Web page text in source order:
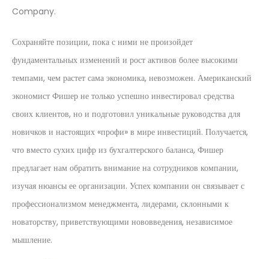
Company.
Сохраняйте позиции, пока с ними не произойдет
фундаментальных изменений и рост активов более высокими
темпами, чем растет сама экономика, невозможен. Американский
экономист Фишер не только успешно инвестировал средства
своих клиентов, но и подготовил уникальные руководства для
новичков и настоящих «профи» в мире инвестиций. Получается,
что вместо сухих цифр из бухгалтерского баланса, Фишер
предлагает нам обратить внимание на сотрудников компании,
изучая нюансы ее организации. Успех компании он связывает с
профессионализмом менеджмента, лидерами, склонными к
новаторству, приветствующими нововведения, независимое
мышление.